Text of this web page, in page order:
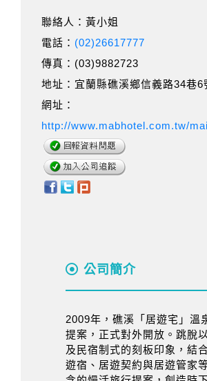
聯絡人：黃小姐
電話： (02)26617777
傳真：(03)9882723
地址：宜蘭縣礁溪鄉信義路34巷6
網址：
http://www.mabhotel.com.tw/
公司簡介
2009年，礁溪「居遊宅」溫
提案，正式對外開放。跳脫
及民宿制式的刻板印象，結
遊宿、居遊契約與居遊管家